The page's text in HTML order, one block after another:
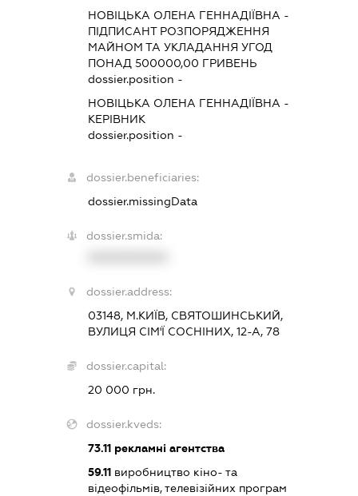
НОВІЦЬКА ОЛЕНА ГЕННАДІЇВНА -
ПІДПИСАНТРОЗПОРЯДЖЕННЯ
МАЙНОМ ТА УКЛАДАННЯ УГОД
ПОНАД 500000,00 ГРИВЕНЬ
dossier.position -
НОВІЦЬКА ОЛЕНА ГЕННАДІЇВНА -
КЕРІВНИК
dossier.position -
dossier.beneficiaries:
dossier.missingData
dossier.smida:
dossier.address:
03148, М.КИЇВ, СВЯТОШИНСЬКИЙ,
ВУЛИЦЯ СІМ'Ї СОСНІНИХ, 12-А, 78
dossier.capital:
20 000 грн.
dossier.kveds:
73.11рекламні агентства
59.11виробництво кіно- та
відеофільмів, телевізійних програм